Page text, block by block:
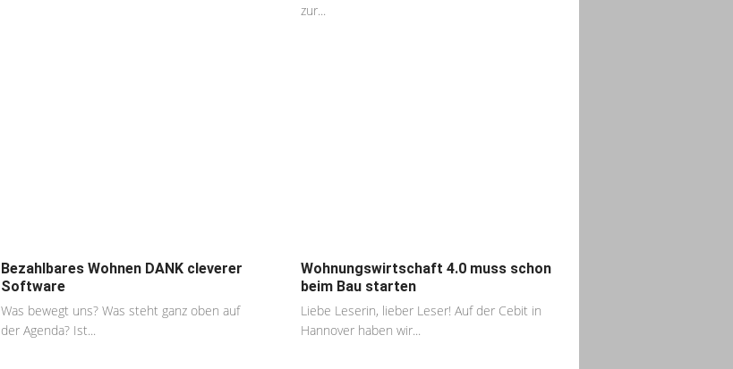
zur...
Bezahlbares Wohnen DANK cleverer
Software
Was bewegt uns? Was steht ganz oben auf
der Agenda? Ist...
Wohnungswirtschaft 4.0 muss schon
beim Bau starten
Liebe Leserin, lieber Leser! Auf der Cebit in
Hannover haben wir...